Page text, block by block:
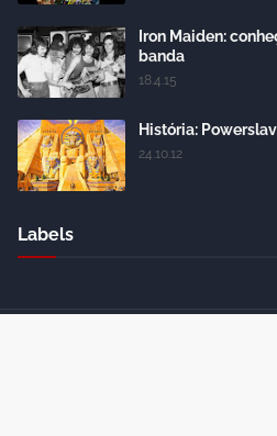
Iron Maiden:
banda
18.4.15
História:
24.10.12
Labels